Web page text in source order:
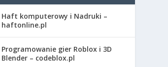
Haft komputerowy i Nadruki –
haftonline.pl
Programowanie gier Roblox i 3D
Blender – codeblox.pl